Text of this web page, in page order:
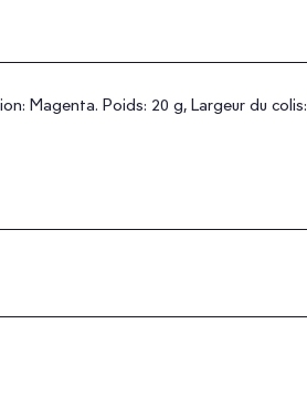
Magenta. Poids: 20 g, Largeur du